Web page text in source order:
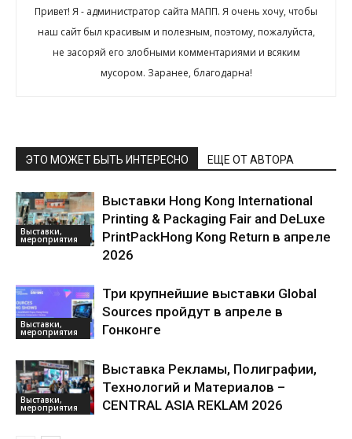
Привет! Я - администратор сайта МАПП. Я очень хочу, чтобы
наш сайт был красивым и полезным, поэтому, пожалуйста,
не засоряй его злобными комментариями и всяким
мусором. Заранее, благодарна!
ЭТО МОЖЕТ БЫТЬ ИНТЕРЕСНО ЕЩЕ ОТ АВТОРА
Выставки,
мероприятия
Выставки Hong Kong International
Printing & Packaging Fair and DeLuxe
PrintPackHong Kong Return в апреле
2026
Выставки,
мероприятия
Три крупнейшие выставки Global
Sources пройдут в апреле в
Гонконге
Выставки,
мероприятия
Выставка Рекламы, Полиграфии,
Технологий и Материалов –
CENTRAL ASIA REKLAM 2026